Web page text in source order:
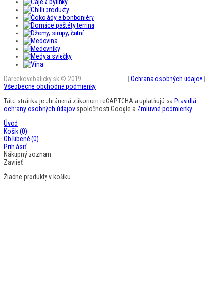
Darcekovebalicky.sk © 2019 Ochrana osobných údajov
Všeobecné obchodné podmienky
Táto stránka je chránená zákonom reCAPTCHA a uplatňujú sa Pravidlá
ochrany osobných údajov spoločnosti Google a Zmluvné podmienky.
Úvod
Košik(0)
Obľúbené (0)
Prihlásiť
Nákupný zoznam
Zavrieť
Žiadne produkty v košíku.